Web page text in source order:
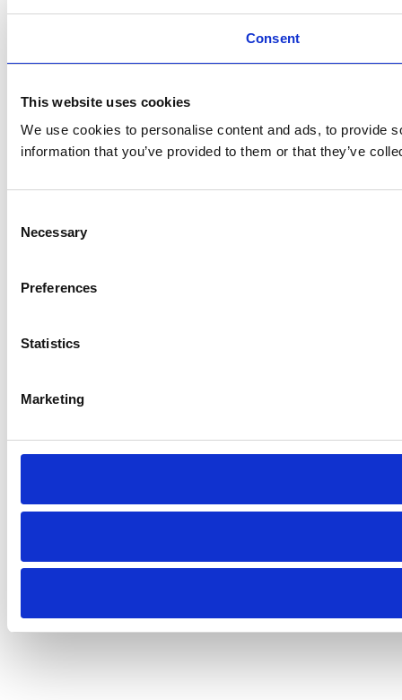
Consent
This website uses cookies
We use cookies to personalise content and ads, to provide
information that you’ve provided to them or that they’ve
Selection
Necessary
Preferences
Statistics
Marketing